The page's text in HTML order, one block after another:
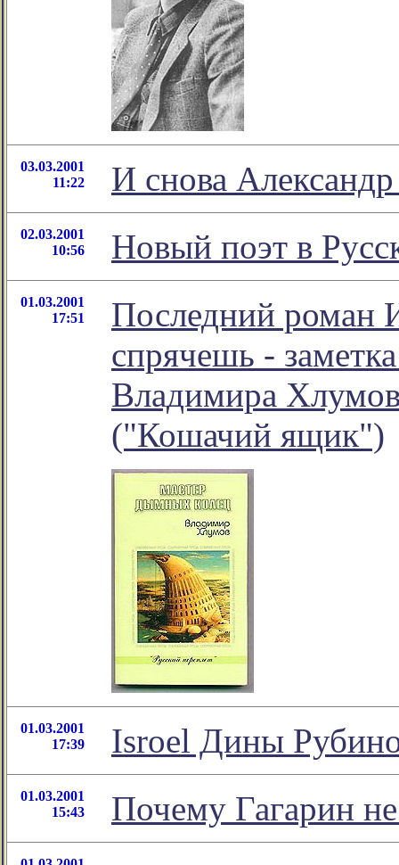
03.03.2001
11:22
И снова
02.03.2001
10:56
Новый поэт в
01.03.2001
17:51
Последний роман
спрячешь -
Владимира
("Кошачий ящик")
01.03.2001
17:39
Isroel Дины
01.03.2001
15:43
Почему Гагарин